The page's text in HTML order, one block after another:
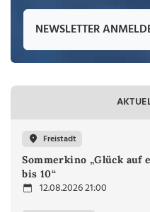
NEWSLETTER
Freistadt
Sommerkino „Glück auf
bis 10“
12.08.2026 21:00